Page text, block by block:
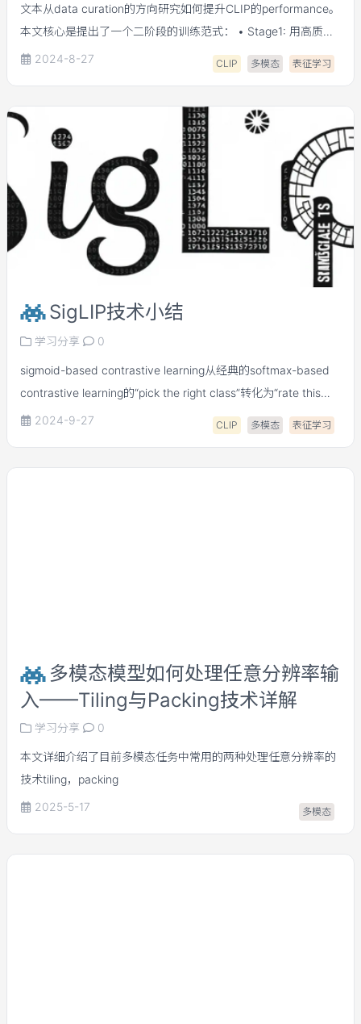
文本从data curation的方向研究如何提升CLIP的performance。
本文核心是提出了一个二阶段的训练范式： • Stage1: 用高质量
数据训练DFN。“high quality filter dataset → DFN”； •
Stage2: 用DFN清洗后的数据训练induced model （即CLIP）。
model”。
2024-8-27 CLIP 多模态 表征学习
SigLIP技术小结
学习分享 0
sigmoid-based contrastive learning从经典的softmax-based
contrastive learning的“pick the right class”转化为“rate this
pair”。这个转化实现了compute efficient和memory efficient，
并在实验中证明，siglip在小batch下（低于32k）更具优势。
2024-9-27 CLIP 多模态 表征学习
多模态模型如何处理任意分辨率输
入——Tiling与Packing技术详解
学习分享 0
本文详细介绍了目前多模态任务中常用的两种处理任意分辨率的
技术tiling，packing
2025-5-17
多模态